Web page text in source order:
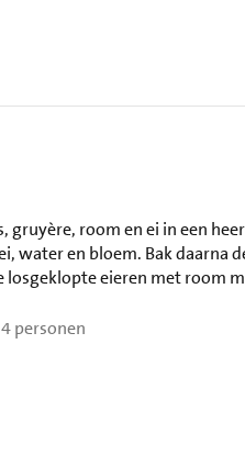
gruyère, room en ei in een
water en bloem. Bak daarna
losgeklopte eieren met room
4 personen